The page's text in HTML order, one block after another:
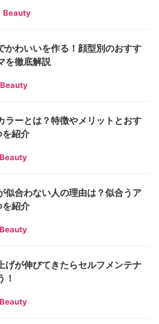
Beauty
かわいいを作る！顔型別のおすす
を徹底解説
Beauty
ラーとは？特徴やメリットとおす
紹介
Beauty
似合わない人の理由は？似合うア
を紹介
Beauty
げが伸びてきたらセルフメンテナ
！
Beauty